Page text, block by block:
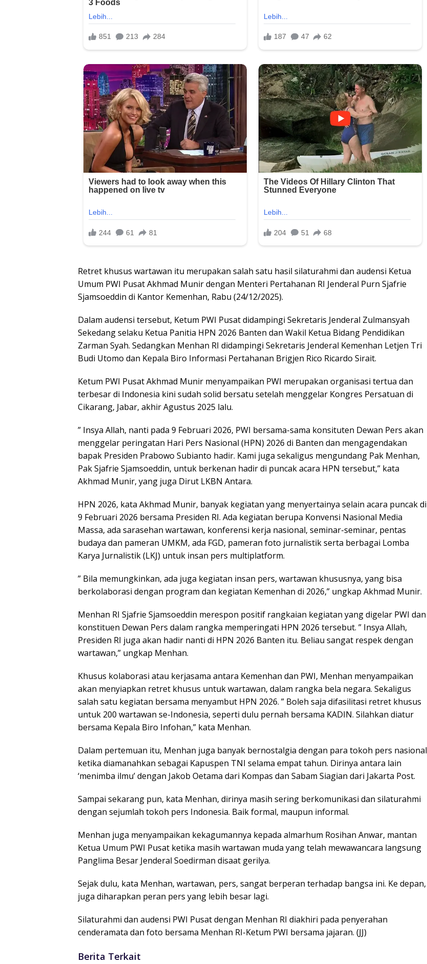
Retret khusus wartawan itu merupakan salah satu hasil silaturahmi dan audensi Ketua
Umum PWI Pusat Akhmad Munir dengan Menteri Pertahanan RI Jenderal Purn Sjafrie
Sjamsoeddin di Kantor Kemenhan, Rabu (24/12/2025).
Dalam audensi tersebut, Ketum PWI Pusat didampingi Sekretaris Jenderal Zulmansyah
Sekedang selaku Ketua Panitia HPN 2026 Banten dan Wakil Ketua Bidang Pendidikan
Zarman Syah. Sedangkan Menhan RI didampingi Sekretaris Jenderal Kemenhan Letjen Tri
Budi Utomo dan Kepala Biro Informasi Pertahanan Brigjen Rico Ricardo Sirait.
Ketum PWI Pusat Akhmad Munir menyampaikan PWI merupakan organisasi tertua dan
terbesar di Indonesia kini sudah solid bersatu setelah menggelar Kongres Persatuan di
Cikarang, Jabar, akhir Agustus 2025 lalu.
” Insya Allah, nanti pada 9 Februari 2026, PWI bersama-sama konsituten Dewan Pers akan
menggelar peringatan Hari Pers Nasional (HPN) 2026 di Banten dan mengagendakan
bapak Presiden Prabowo Subianto hadir. Kami juga sekaligus mengundang Pak Menhan,
Pak Sjafrie Sjamsoeddin, untuk berkenan hadir di puncak acara HPN tersebut,” kata
Akhmad Munir, yang juga Dirut LKBN Antara.
HPN 2026, kata Akhmad Munir, banyak kegiatan yang menyertainya selain acara puncak di
9 Februari 2026 bersama Presiden RI. Ada kegiatan berupa Konvensi Nasional Media
Massa, ada sarasehan wartawan, konferensi kerja nasional, seminar-seminar, pentas
budaya dan pameran UMKM, ada FGD, pameran foto jurnalistik serta berbagai Lomba
Karya Jurnalistik (LKJ) untuk insan pers multiplatform.
” Bila memungkinkan, ada juga kegiatan insan pers, wartawan khususnya, yang bisa
berkolaborasi dengan program dan kegiatan Kemenhan di 2026,” ungkap Akhmad Munir.
Menhan RI Sjafrie Sjamsoeddin merespon positif rangkaian kegiatan yang digelar PWI dan
konstituen Dewan Pers dalam rangka memperingati HPN 2026 tersebut. ” Insya Allah,
Presiden RI juga akan hadir nanti di HPN 2026 Banten itu. Beliau sangat respek dengan
wartawan,” ungkap Menhan.
Khusus kolaborasi atau kerjasama antara Kemenhan dan PWI, Menhan menyampaikan
akan menyiapkan retret khusus untuk wartawan, dalam rangka bela negara. Sekaligus
salah satu kegiatan bersama menyambut HPN 2026. ” Boleh saja difasilitasi retret khusus
untuk 200 wartawan se-Indonesia, seperti dulu pernah bersama KADIN. Silahkan diatur
bersama Kepala Biro Infohan,” kata Menhan.
Dalam pertemuan itu, Menhan juga banyak bernostalgia dengan para tokoh pers nasional
ketika diamanahkan sebagai Kapuspen TNI selama empat tahun. Dirinya antara lain
‘menimba ilmu’ dengan Jakob Oetama dari Kompas dan Sabam Siagian dari Jakarta Post.
Sampai sekarang pun, kata Menhan, dirinya masih sering berkomunikasi dan silaturahmi
dengan sejumlah tokoh pers Indonesia. Baik formal, maupun informal.
Menhan juga menyampaikan kekagumannya kepada almarhum Rosihan Anwar, mantan
Ketua Umum PWI Pusat ketika masih wartawan muda yang telah mewawancara langsung
Panglima Besar Jenderal Soedirman disaat gerilya.
Sejak dulu, kata Menhan, wartawan, pers, sangat berperan terhadap bangsa ini. Ke depan,
juga diharapkan peran pers yang lebih besar lagi.
Silaturahmi dan audensi PWI Pusat dengan Menhan RI diakhiri pada penyerahan
cenderamata dan foto bersama Menhan RI-Ketum PWI bersama jajaran. (JJ)
Berita Terkait